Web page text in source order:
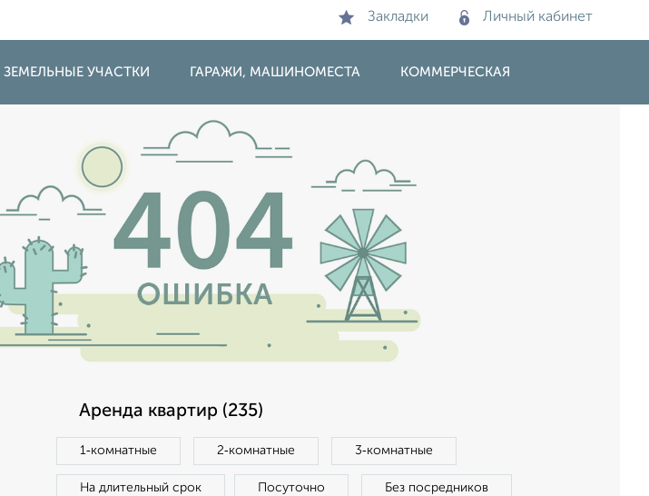
Закладки Личный кабинет
ЗЕМЕЛЬНЫЕ УЧАСТКИ ГАРАЖИ, МАШИНОМЕСТА КОММЕРЧЕСКАЯ
Аренда квартир (235)
1‑комнатные 2‑комнатные 3‑комнатные
На длительный срок Посуточно Без посредников